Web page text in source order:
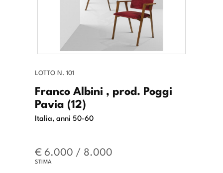
LOTTO N. 101
Franco Albini , prod. Poggi
Pavia (12)
Italia, anni 50-60
€ 6.000 / 8.000
STIMA